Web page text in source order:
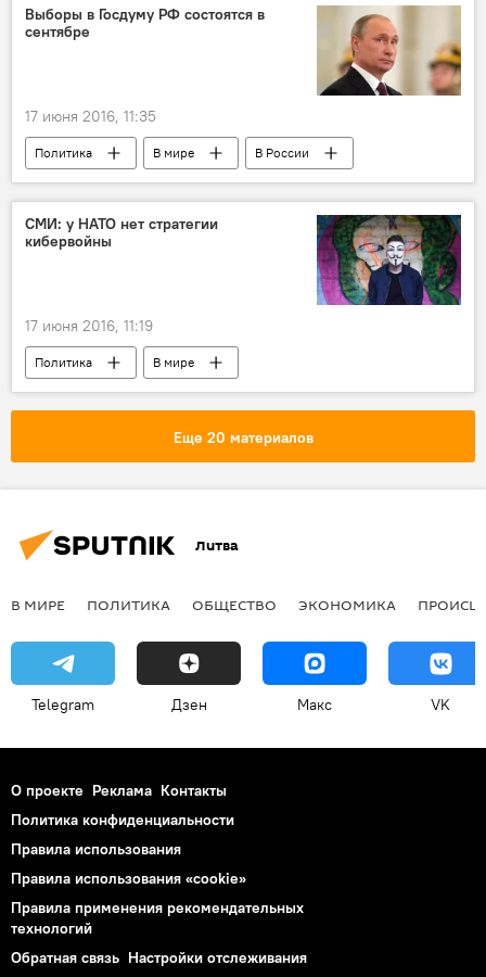
Выборы в Госдуму РФ состоятся в
сентябре
17 июня 2016, 11:35
Политика В мире
В России
Общество
Выборы Госдумы России седьмого созыва
СМИ: у НАТО нет стратегии
кибервойны
17 июня 2016, 11:19
Политика В мире
Еще 20 материалов
Литва
В МИРЕ ПОЛИТИКА ОБЩЕСТВО ЭКОНОМИКА
Telegram Дзен Макс VK
О проекте Реклама Контакты
Политика конфиденциальности
Правила использования
Правила использования «cookie»
Правила применения рекомендательных
технологий
Обратная связь Настройки отслеживания